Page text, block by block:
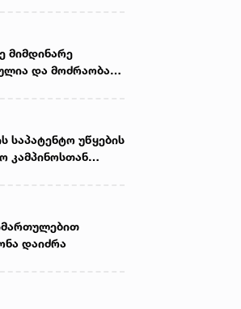
მიმდინარე
და მოძრაობა
საპატენტო უწყების
კამპინოსთან
დაიძრა